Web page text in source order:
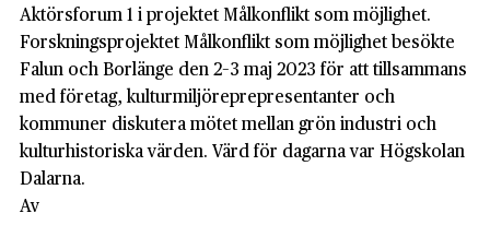
Aktörsforum 1 i projektet Målkonflikt som möjlighet.
Forsknings­projektet Målkonflikt som möjlighet besökte
Falun och Borlänge den 2–3 maj 2023 för att tillsammans
med företag, kultur­miljö­reprepresentanter och
kommuner diskutera mötet mellan grön industri och
kultur­historiska värden. Värd för dagarna var Högskolan
Dalarna.
Av